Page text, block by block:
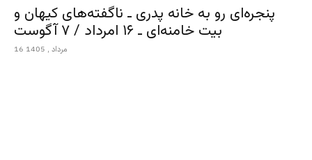
پنجره‌ای رو به خانه پدری ـ ناگفته‌های کیهان و
بیت خامنه‌ای ـ ۱۶ امرداد / ۷ آگوست
16 مرداد , 1405